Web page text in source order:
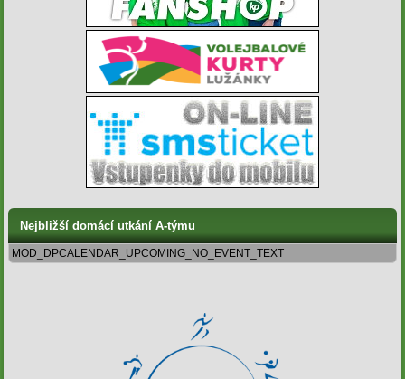
Nejbližší domácí utkání A-týmu
MOD_DPCALENDAR_UPCOMING_NO_EVENT_TEXT